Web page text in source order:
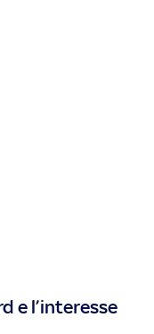
e l’interesse